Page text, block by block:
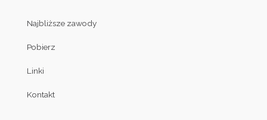
Najbliższe zawody
Pobierz
Linki
Kontakt